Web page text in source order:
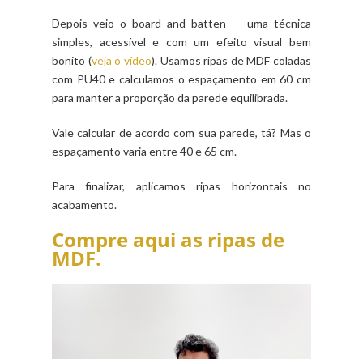
Depois veio o board and batten — uma técnica
simples, acessível e com um efeito visual bem
bonito (veja o vídeo). Usamos ripas de MDF coladas
com PU40 e calculamos o espaçamento em 60 cm
para manter a proporção da parede equilibrada.
Vale calcular de acordo com sua parede, tá? Mas o
espaçamento varia entre 40 e 65 cm.
Para finalizar, aplicamos ripas horizontais no
acabamento.
Compre aqui as ripas de
MDF.